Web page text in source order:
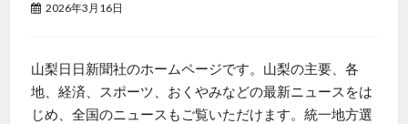
2026年3月16日
山梨日日新聞社のホームページです。山梨の主要、各
地、経済、スポーツ、おくやみなどの最新ニュースをは
じめ、全国のニュースもご覧いただけます。統一地方選